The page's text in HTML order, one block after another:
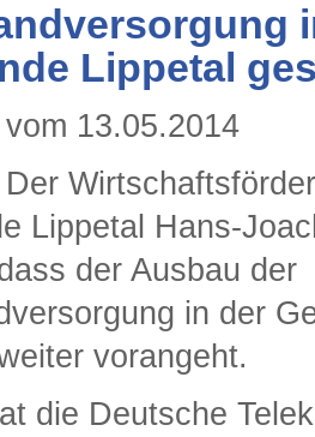
Lippetal
13.05.2014
Lippetal Hans-
der Ausbau der
in der
vorangeht.
die Deutsche